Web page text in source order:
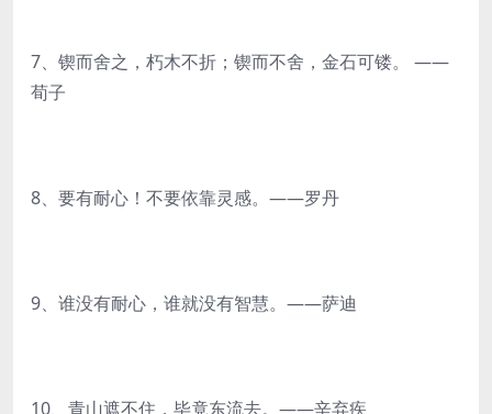
7、锲而舍之，朽木不折；锲而不舍，金石可镂。 ——
荀子
8、要有耐心！不要依靠灵感。——罗丹
9、谁没有耐心，谁就没有智慧。——萨迪
10、青山遮不住，毕竟东流去。——辛弃疾